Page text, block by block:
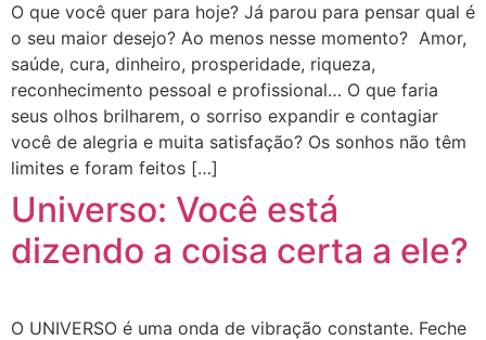
O que você quer para hoje? Já parou para pensar qual é
o seu maior desejo? Ao menos nesse momento? Amor,
saúde, cura, dinheiro, prosperidade, riqueza,
reconhecimento pessoal e profissional… O que faria
seus olhos brilharem, o sorriso expandir e contagiar
você de alegria e muita satisfação? Os sonhos não têm
limites e foram feitos […]
Universo: Você está
dizendo a coisa certa a ele?
O UNIVERSO é uma onda de vibração constante. Feche